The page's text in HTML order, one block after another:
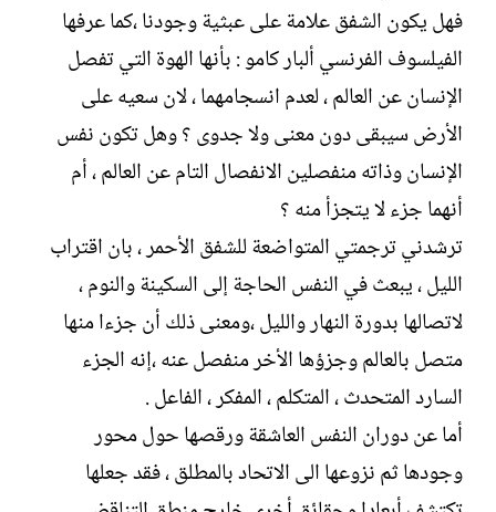
فهل يكون الشفق علامة على عبثية وجودنا ،كما عرفها
الفيلسوف الفرنسي ألبار كامو : بأنها الهوة التي تفصل
الإنسان عن العالم ، لعدم انسجامهما ، لان سعيه على
الأرض سيبقى دون معنى ولا جدوى ؟ وهل تكون نفس
الإنسان وذاته منفصلين الانفصال التام عن العالم ، أم
أنهما جزء لا يتجزأ منه ؟
ترشدني ترجمتي المتواضعة للشفق الأحمر ، بان اقتراب
الليل ، يبعث في النفس الحاجة إلى السكينة والنوم ،
لاتصالها بدورة النهار والليل ،ومعنى ذلك أن جزءا منها
متصل بالعالم وجزؤها الأخر منفصل عنه ،إنه الجزء
السارد المتحدث ، المتكلم ، المفكر ، الفاعل .
أما عن دوران النفس العاشقة ورقصها حول محور
وجودها ثم نزوعها الى الاتحاد بالمطلق ، فقد جعلها